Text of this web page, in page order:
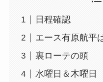
日程確認
エース有原航平
裏ローテの頭
水曜日＆木曜日